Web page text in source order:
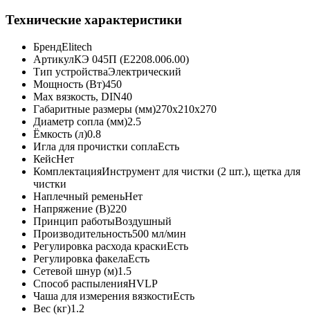
Технические характеристики
БрендElitech
АртикулКЭ 045П (E2208.006.00)
Тип устройстваЭлектрический
Мощность (Вт)450
Max вязкость, DIN40
Габаритные размеры (мм)270х210х270
Диаметр сопла (мм)2.5
Ёмкость (л)0.8
Игла для прочистки соплаЕсть
КейсНет
КомплектацияИнструмент для чистки (2 шт.), щетка для
чистки
Наплечный ременьНет
Напряжение (В)220
Принцип работыВоздушный
Производительность500 мл/мин
Регулировка расхода краскиЕсть
Регулировка факелаЕсть
Сетевой шнур (м)1.5
Способ распыленияHVLP
Чаша для измерения вязкостиЕсть
Вес (кг)1.2